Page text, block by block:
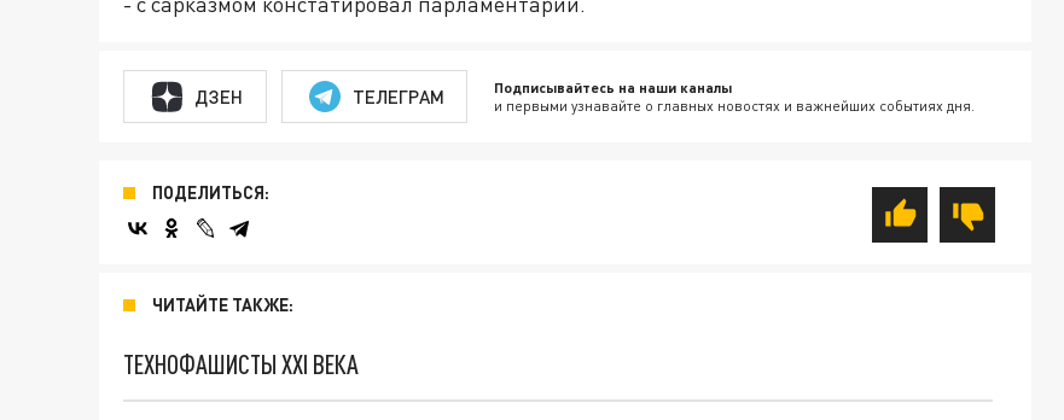
ДЗЕН ТЕЛЕГРАМ Подписывайтесь на наши каналы
и первыми узнавайте о главных новостях и важнейших событиях дня.
ПОДЕЛИТЬСЯ:
ЧИТАЙТЕ ТАКЖЕ:
ТЕХНОФАШИСТЫ XXI ВЕКА